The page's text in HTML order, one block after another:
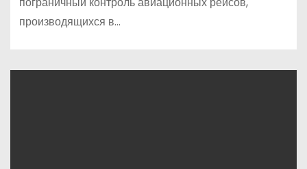
производящихся в…